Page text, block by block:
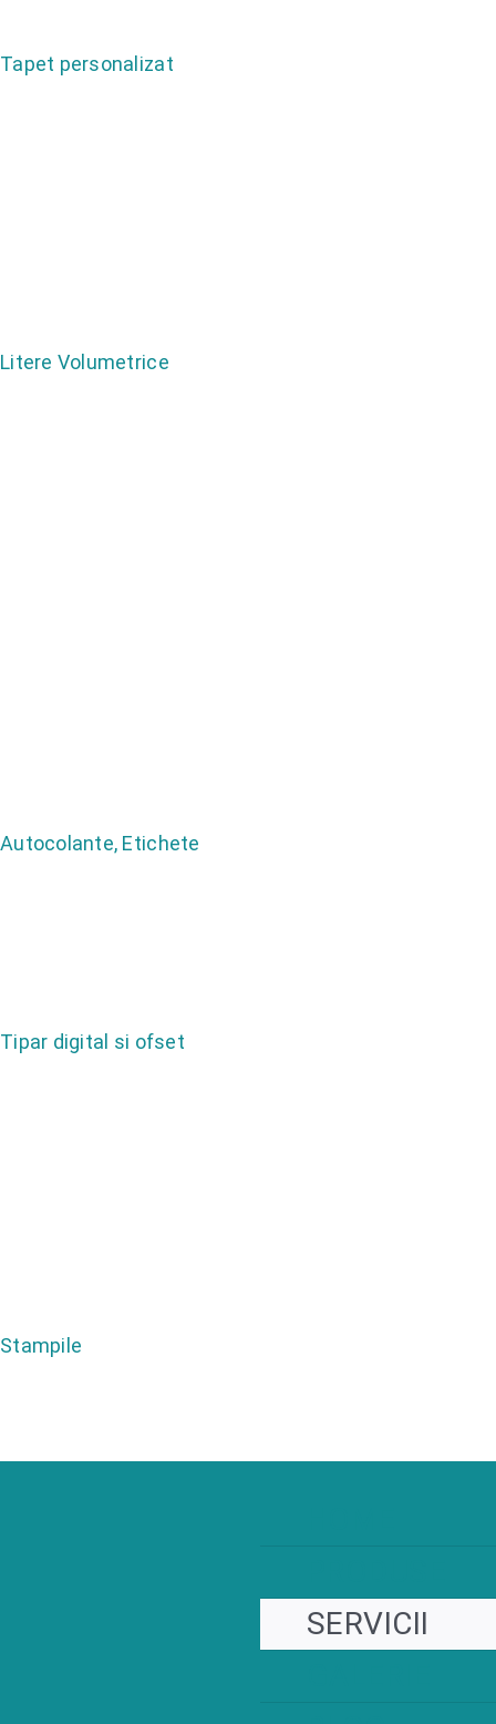
Tapet personalizat
Litere Volumetrice
Autocolante, Etichete
Tipar digital si ofset
Stampile
SERVICII